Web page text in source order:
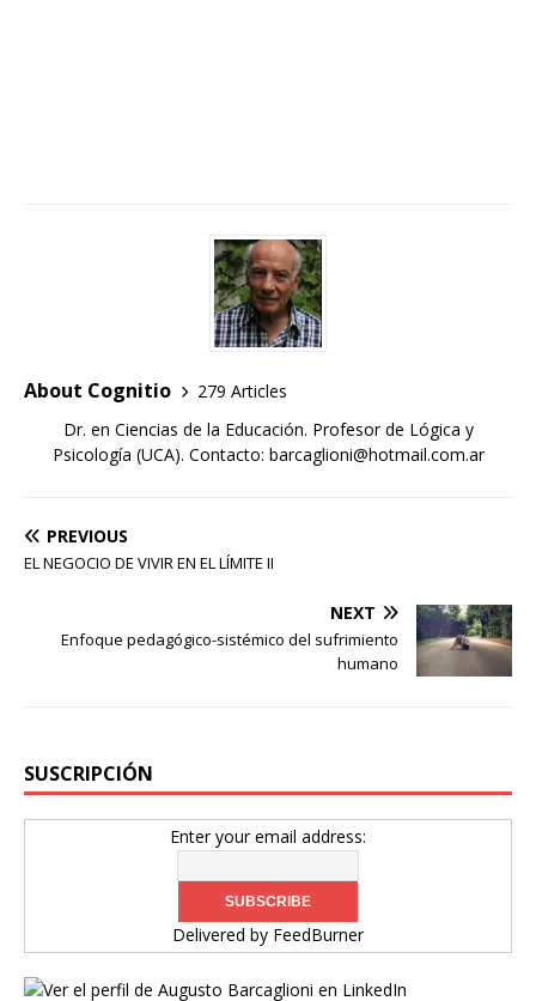
About Cognitio
279 Articles
Dr. en Ciencias de la Educación. Profesor de Lógica y
Psicología (UCA). Contacto: barcaglioni@hotmail.com.ar
PREVIOUS
EL NEGOCIO DE VIVIR EN EL LÍMITE II
NEXT
Enfoque pedagógico-sistémico del sufrimiento
humano
SUSCRIPCIÓN
Enter your email address:
Delivered by FeedBurner